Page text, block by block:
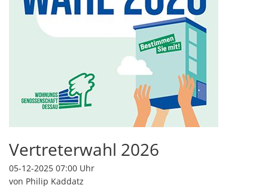
Vertreterwahl 2026
05-12-2025 07:00 Uhr
von Philip Kaddatz